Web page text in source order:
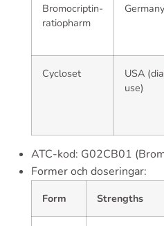
Bromocriptin-
ratiopharm
Cycloset
USA
use)
ATC-kod: G02CB01
Former och doseringar:
Form Strengths